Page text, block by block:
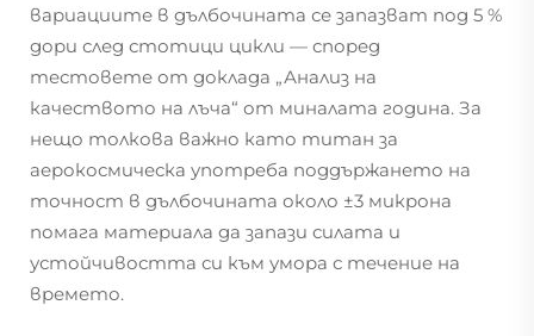
вариациите в дълбочината се запазват под 5 %
дори след стотици цикли — според
тестовете от доклада „Анализ на
качеството на лъча“ от миналата година. За
нещо толкова важно като титан за
аерокосмическа употреба поддържането на
точност в дълбочината около ±3 микрона
помага материала да запази силата и
устойчивостта си към умора с течение на
времето.